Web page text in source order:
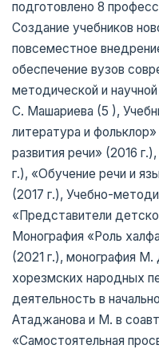
подготовлено 8
Создание учебников
повсеместное
обеспечение вузов
методической и
С. Машариева (5 ),
литература и
развития речи» (2016
г.), «Обучение речи и
(2017 г.), Учебно-
«Представители
Монография «Роль
(2021 г.), монография
хорезмских народных
деятельность в
Атаджанова и М. в
«Самостоятельная